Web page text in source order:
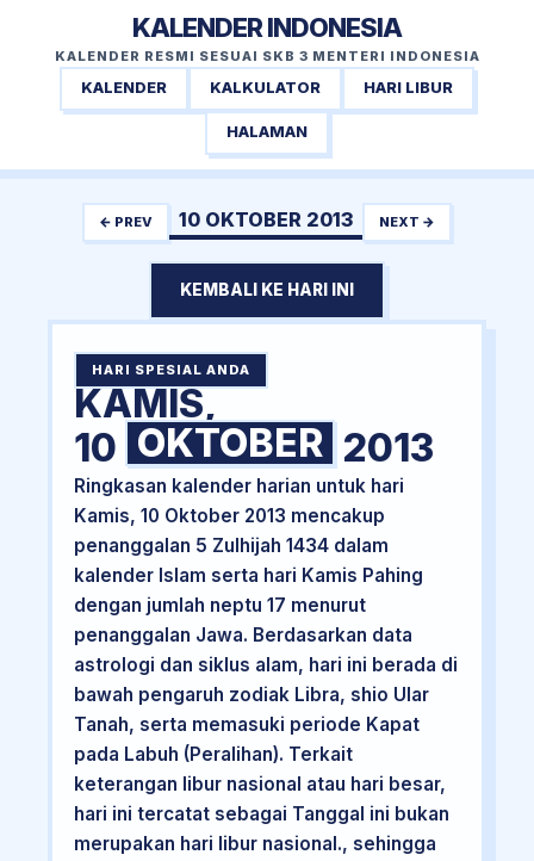
KALENDER INDONESIA
KALENDER RESMI SESUAI SKB 3 MENTERI INDONESIA
KALENDER KALKULATOR HARI LIBUR
HALAMAN
← PREV 10 OKTOBER 2013 NEXT →
KEMBALI KE HARI INI
HARI SPESIAL ANDA
KAMIS,
10 OKTOBER 2013
Ringkasan kalender harian untuk hari
Kamis, 10 Oktober 2013 mencakup
penanggalan 5 Zulhijah 1434 dalam
kalender Islam serta hari Kamis Pahing
dengan jumlah neptu 17 menurut
penanggalan Jawa. Berdasarkan data
astrologi dan siklus alam, hari ini berada di
bawah pengaruh zodiak Libra, shio Ular
Tanah, serta memasuki periode Kapat
pada Labuh (Peralihan). Terkait
keterangan libur nasional atau hari besar,
hari ini tercatat sebagai Tanggal ini bukan
merupakan hari libur nasional., sehingga